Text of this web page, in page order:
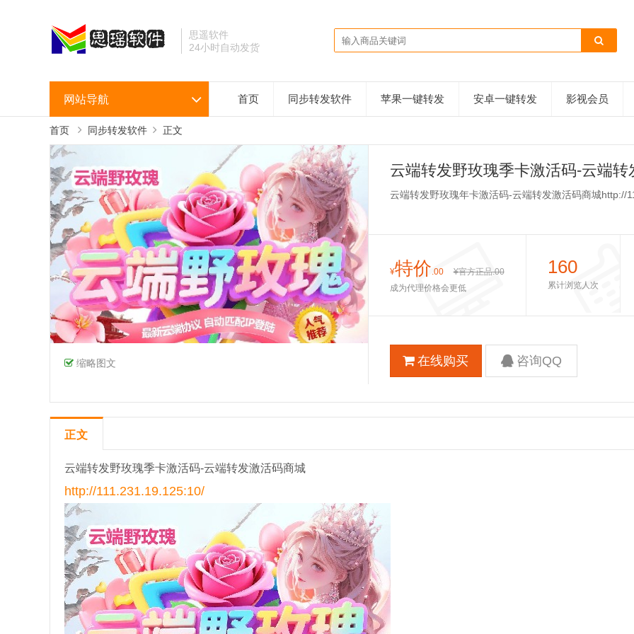
思遥软件
24小时自动发货
网站导航 首页 同步转发软件 苹果一键转发 安卓一键转发 影视会员
首页 同步转发软件 正文
缩略图文
云端转发野玫瑰季卡激活码-云端转
云端转发野玫瑰年卡激活码-云端转发激活码商城http://
¥特价.00 ¥官方正品.00
成为代理价格会更低
160
累计浏览人次
在线购买 咨询QQ
正文
云端转发野玫瑰季卡激活码-云端转发激活码商城
http://111.231.19.125:10/